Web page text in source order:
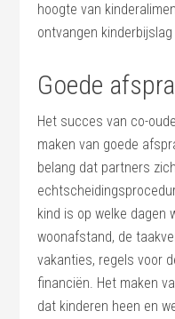
hoogte van
ontvangen
Goede
Het succes van co-
maken van goede
belang dat partners
kind is op welke dagen
woonafstand, de
vakanties, regels voor
financiën. Het maken
dat kinderen heen en